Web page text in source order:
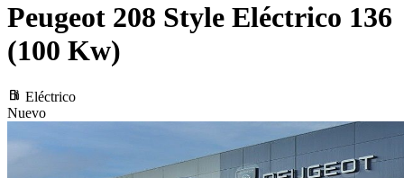
Peugeot 208 Style Eléctrico 136
(100 Kw)
local_gas_station Eléctrico
Nuevo